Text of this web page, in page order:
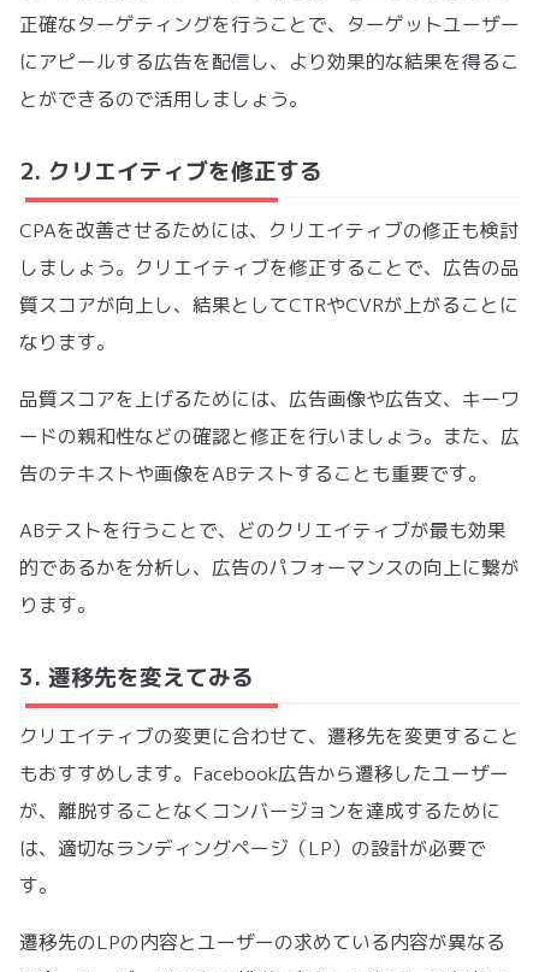
正確なターゲティングを行うことで、ターゲットユーザー
にアピールする広告を配信し、より効果的な結果を得るこ
とができるので活用しましょう。
2. クリエイティブを修正する
CPAを改善させるためには、クリエイティブの修正も検討
しましょう。クリエイティブを修正することで、広告の品
質スコアが向上し、結果としてCTRやCVRが上がることに
なります。
品質スコアを上げるためには、広告画像や広告文、キーワ
ードの親和性などの確認と修正を行いましょう。また、広
告のテキストや画像をABテストすることも重要です。
ABテストを行うことで、どのクリエイティブが最も効果
的であるかを分析し、広告のパフォーマンスの向上に繋が
ります。
3. 遷移先を変えてみる
クリエイティブの変更に合わせて、遷移先を変更すること
もおすすめします。Facebook広告から遷移したユーザー
が、離脱することなくコンバージョンを達成するために
は、適切なランディングページ（LP）の設計が必要で
す。
遷移先のLPの内容とユーザーの求めている内容が異なる